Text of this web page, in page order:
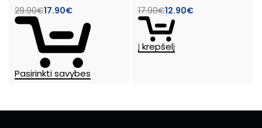
29.90€17.90€
Pasirinkti savybes
17.90€12.90€
Į krepšelį